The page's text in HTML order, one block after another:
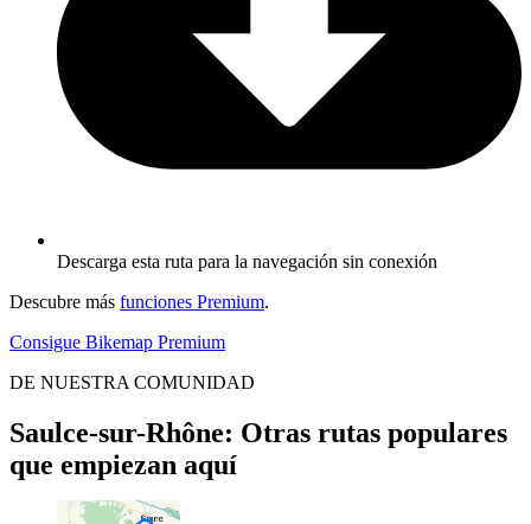
Descarga esta ruta para la navegación sin conexión
Descubre más funciones Premium.
Consigue Bikemap Premium
DE NUESTRA COMUNIDAD
Saulce-sur-Rhône: Otras rutas populares
que empiezan aquí